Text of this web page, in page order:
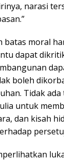
narasi
batas moral
dapat
boleh
Tidak
untuk
dan kisah